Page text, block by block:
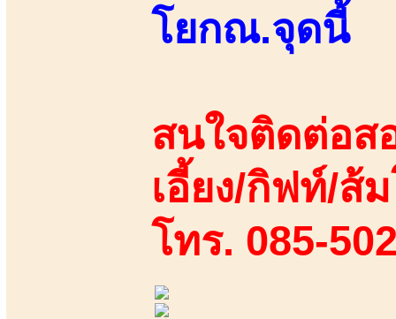
โยกณ.จุดนี้
สนใจติดต่อส
เอี้ยง/กิฟท์/ส้
โทร. 085-